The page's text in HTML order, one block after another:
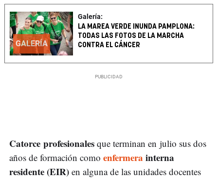
GALERÍA
Galería:
LA MAREA VERDE INUNDA PAMPLONA:
TODAS LAS FOTOS DE LA MARCHA
CONTRA EL CÁNCER
Catorce profesionales que terminan en julio sus dos
años de formación como enfermera interna
residente (EIR) en alguna de las unidades docentes